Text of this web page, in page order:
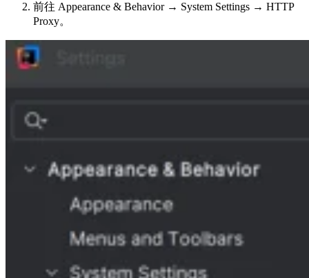
前往 Appearance & Behavior → System Settings → HTTP
Proxy。